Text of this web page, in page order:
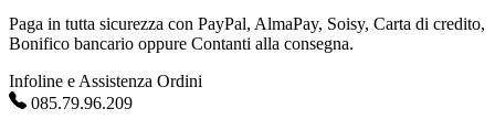
Paga in tutta sicurezza con PayPal, AlmaPay, Soisy, Carta di credito,
Bonifico bancario oppure Contanti alla consegna.
Infoline e Assistenza Ordini
085.79.96.209